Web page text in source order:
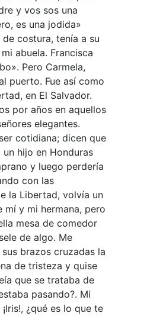
y vos sos una
es una jodida»
costura, tenía a su
abuela. Francisca
Pero Carmela,
puerto. Fue así como
en El Salvador.
por años en aquellos
elegantes.
cotidiana; dicen que
hijo en Honduras
y luego perdería
con las
la Libertad, volvía un
y mi hermana, pero
mesa de comedor
de algo. Me
brazos cruzadas la
de tristeza y quise
que se trataba de
pasando?. Mi
¿qué es lo que te